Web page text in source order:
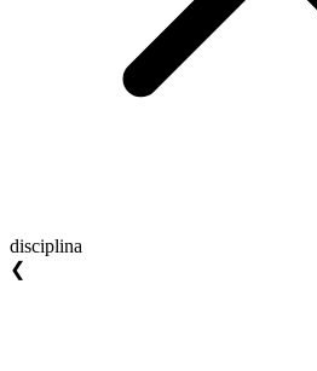
disciplina
❮